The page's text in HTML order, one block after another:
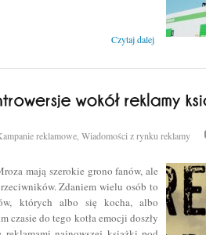
Czytaj dalej
reklamowe Wiadomości z rynku reklamy
mają szerokie grono fanów, ale
Zdaniem wielu osób to
których albo się kocha, albo
czasie do tego kotła emocji doszły